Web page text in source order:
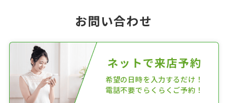
お問い合わせ
ネットで来店予約
希望の日時を入力するだけ！
電話不要でらくらくご予約！